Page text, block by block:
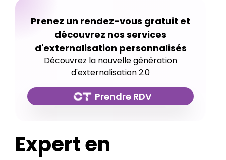
Prenez un rendez-vous gratuit et
découvrez nos services
d'externalisation personnalisés
Découvrez la nouvelle génération
d'externalisation 2.0
Prendre RDV
Expert en